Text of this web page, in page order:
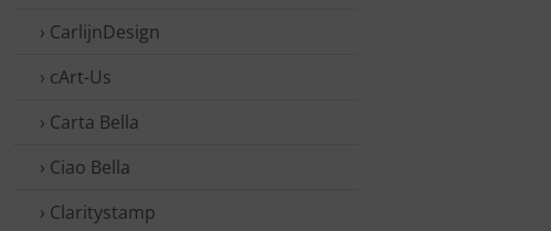
› CarlijnDesign
› cArt-Us
› Carta Bella
› Ciao Bella
› Claritystamp